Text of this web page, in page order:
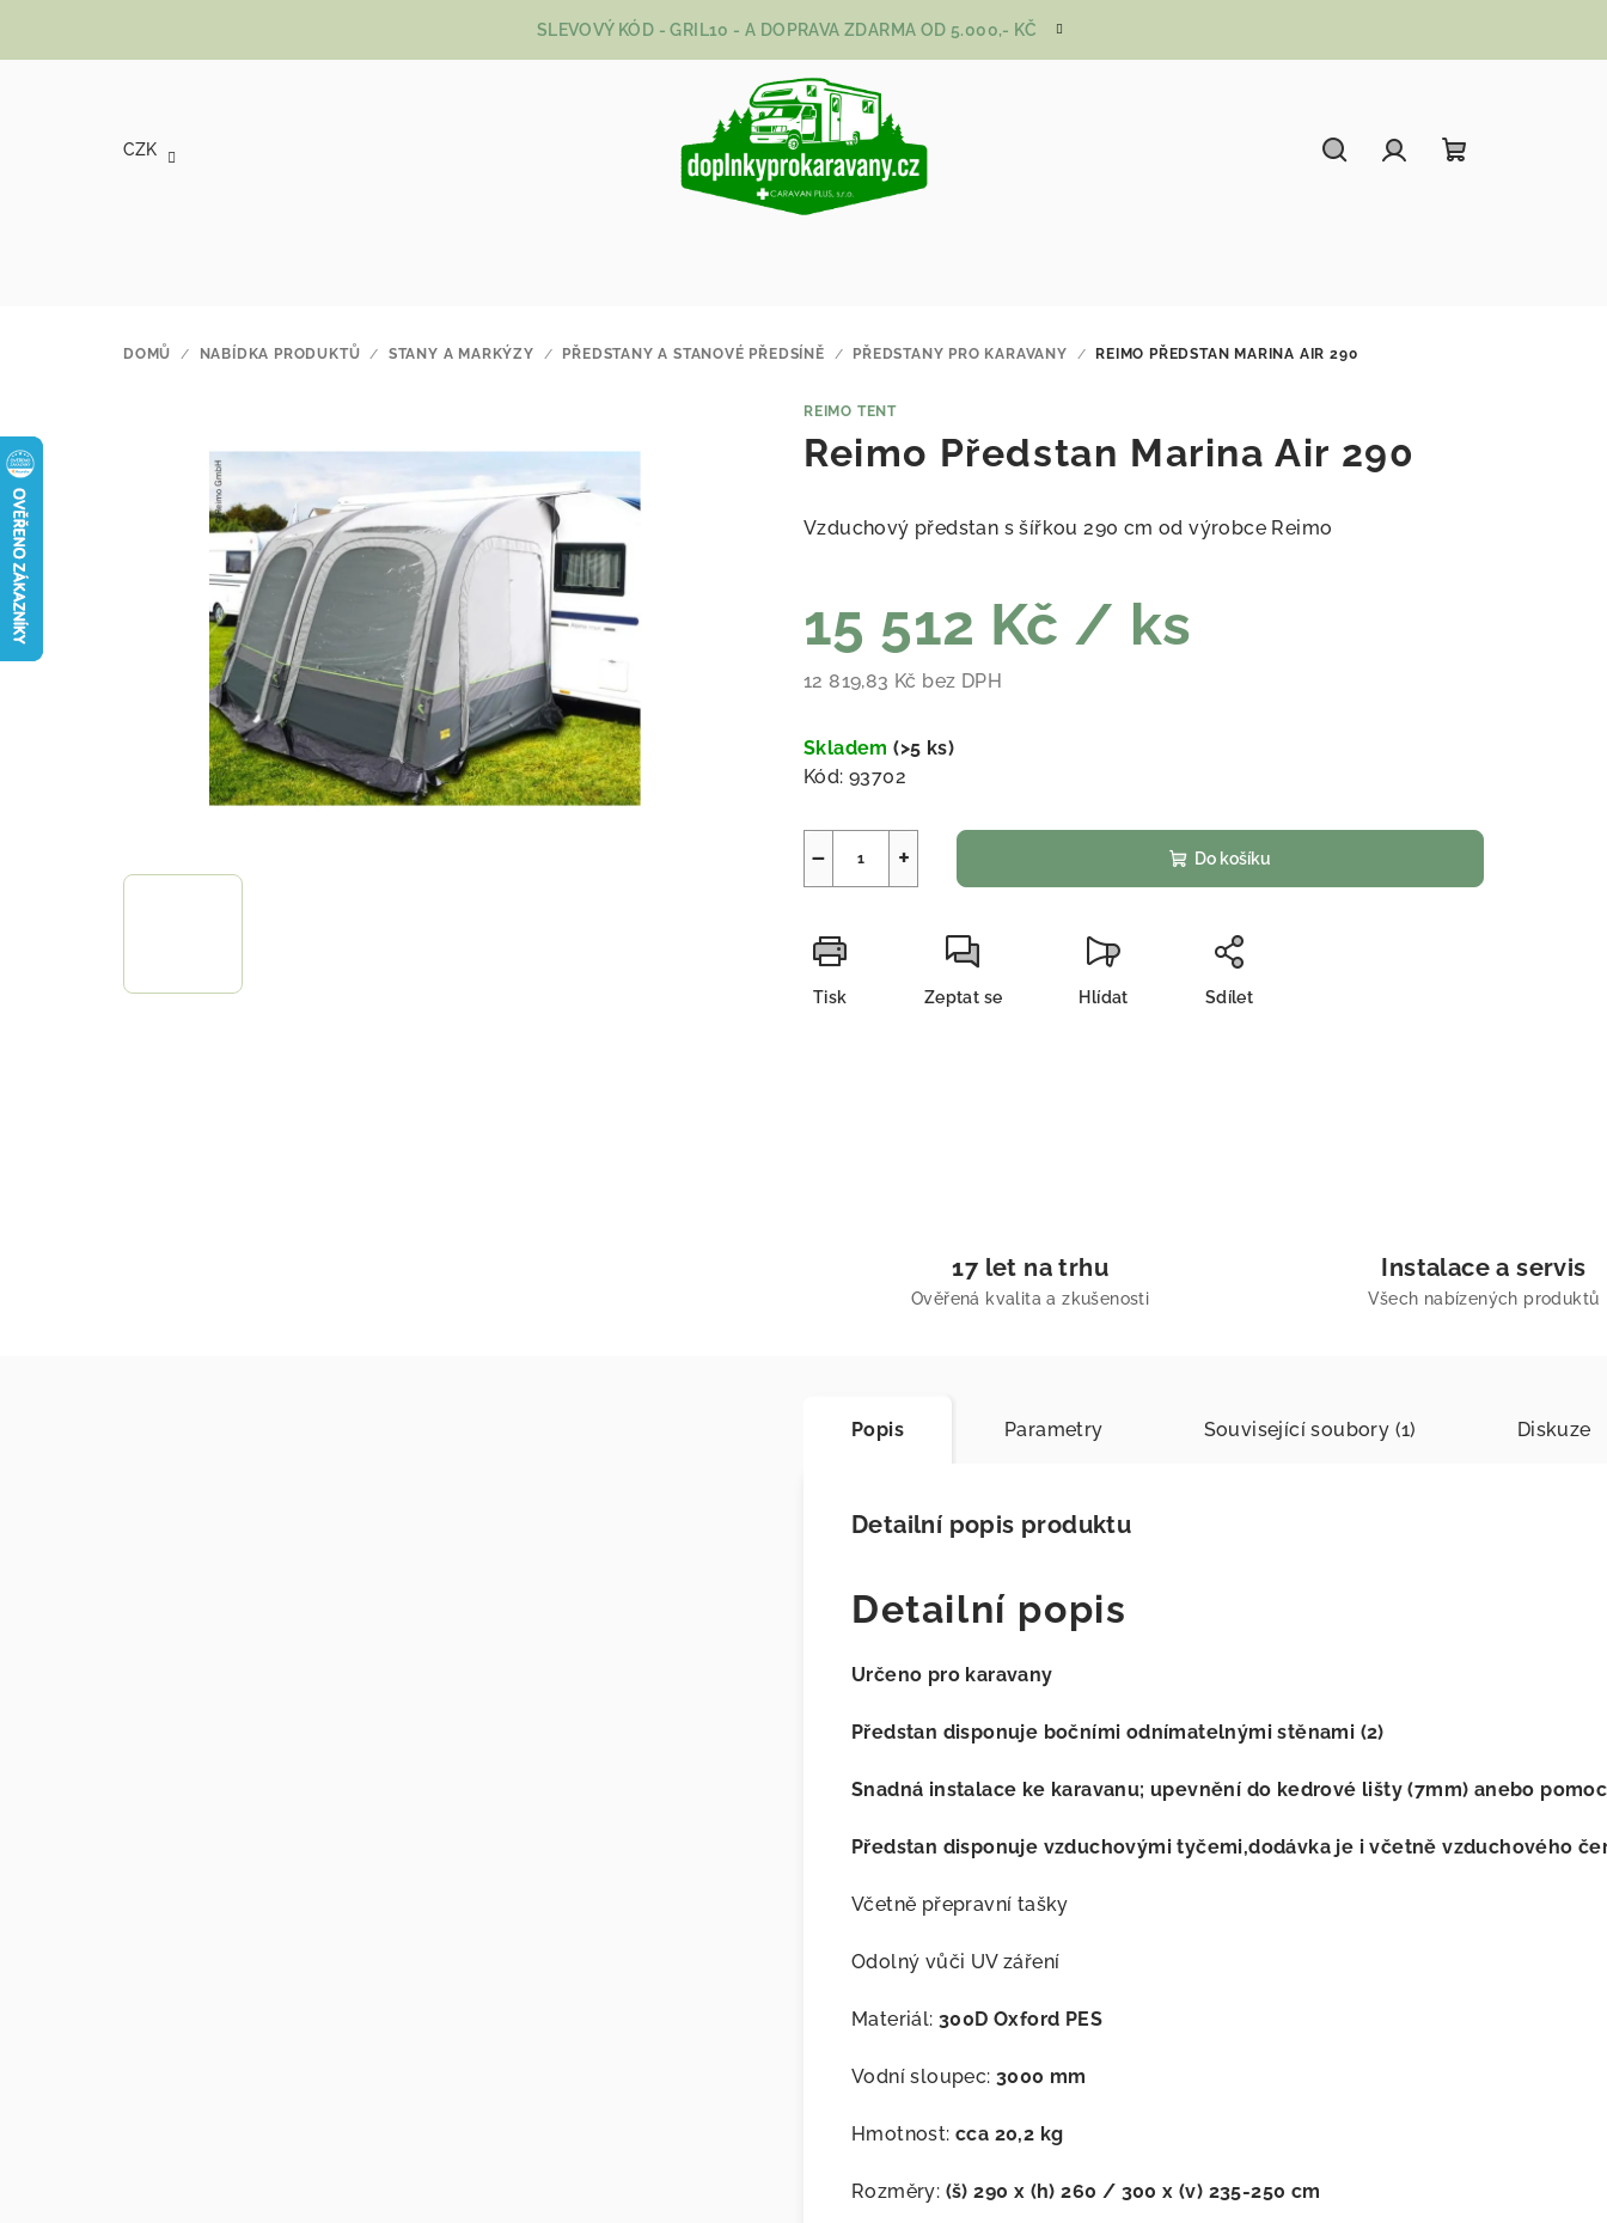
SLEVOVÝ KÓD - GRIL10 - A DOPRAVA ZDARMA OD 5.000,- KČ
CZK
DOMŮ / NABÍDKA PRODUKTŮ / STANY A MARKÝZY / PŘEDSTANY A STANOVÉ PŘEDSÍNĚ / PŘEDSTANY PRO KARAVANY / REIMO PŘEDSTAN MARINA AIR 290
REIMO TENT
Reimo Předstan Marina Air 290
Vzduchový předstan s šířkou 290 cm od výrobce Reimo
15 512 Kč / ks
12 819,83 Kč bez DPH
Skladem(>5 ks)
Kód: 93702
+
− Do košíku
Tisk Zeptat se Hlídat Sdílet
17 let na trhu
Ověřená kvalita a zkušenosti
Instalace a servis
Všech nabízených produktů
Popis Parametry Související soubory (1) Diskuze
Detailní popis produktu
Detailní popis
Určeno pro karavany
Předstan disponuje bočními odnímatelnými stěnami (2)
Snadná instalace ke karavanu; upevnění do kedrové lišty (7mm) anebo
Předstan disponuje vzduchovými tyčemi,dodávka je i včetně vzduchového
Včetně přepravní tašky
Odolný vůči UV záření
Materiál: 300D Oxford PES
Vodní sloupec: 3000 mm
Hmotnost: cca 20,2 kg
Rozměry: (š)290 x (h) 260 / 300 x (v) 235-250 cm